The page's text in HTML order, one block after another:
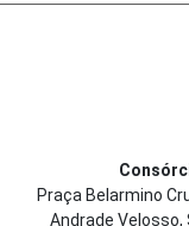
Praça Belarmino
Andrade Velosso,